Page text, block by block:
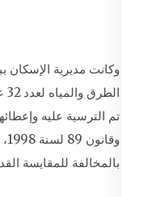
وكانت مديرية
تم الترسية عليه
بالمخالفة للمقايسة